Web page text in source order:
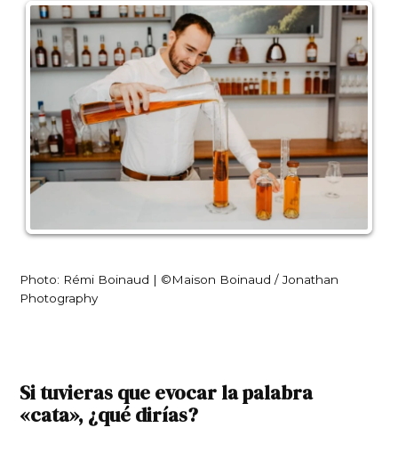
Photo: Rémi Boinaud | ©Maison Boinaud / Jonathan
Photography
Si tuvieras que evocar la palabra
«cata», ¿qué dirías?